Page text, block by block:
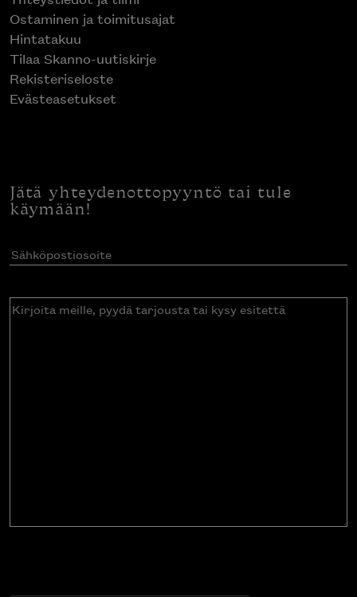
Ostaminen ja toimitusajat
Hintatakuu
Tilaa Skanno-uutiskirje
Rekisteriseloste
Evästeasetukset
Jätä yhteydenottopyyntö tai tule
käymään!
Sähköpostiosoite(Pakollinen)
Kirjoita